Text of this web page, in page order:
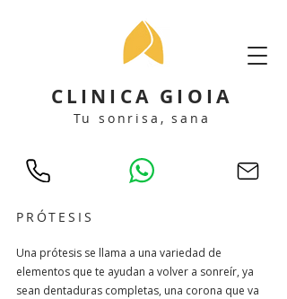
CLINICA GIOIA
Tu sonrisa, sana
PRÓTESIS
Una prótesis se llama a una variedad de
elementos que te ayudan a volver a sonreír, ya
sean dentaduras completas, una corona que va